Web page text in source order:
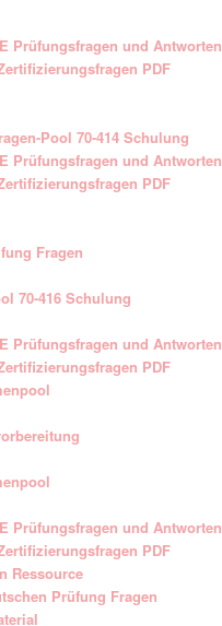
Prüfungsfragen und Antworten
PDF
Pool 70-414 Schulung
Prüfungsfragen und Antworten
PDF
Fragen
70-416 Schulung
Prüfungsfragen und Antworten
PDF
Prüfungsfragen und Antworten
PDF
Ressource
Prüfung Fragen